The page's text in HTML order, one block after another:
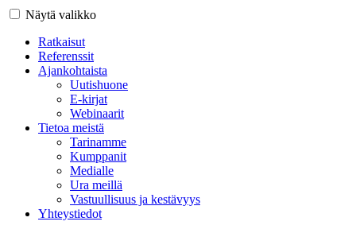
Näytä valikko
Ratkaisut
Referenssit
Ajankohtaista
Uutishuone
E-kirjat
Webinaarit
Tietoa meistä
Tarinamme
Kumppanit
Medialle
Ura meillä
Vastuullisuus ja kestävyys
Yhteystiedot